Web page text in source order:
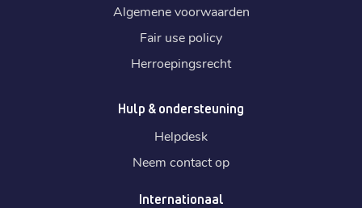
Algemene voorwaarden
Fair use policy
Herroepingsrecht
Hulp & ondersteuning
Helpdesk
Neem contact op
Internationaal